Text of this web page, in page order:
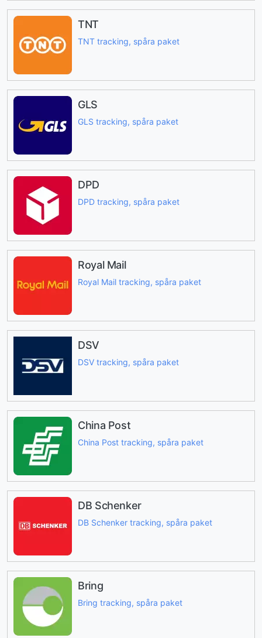
TNT
TNT tracking, spåra paket
GLS
GLS tracking, spåra paket
DPD
DPD tracking, spåra paket
Royal Mail
Royal Mail tracking, spåra paket
DSV
DSV tracking, spåra paket
China Post
China Post tracking, spåra paket
DB Schenker
DB Schenker tracking, spåra paket
Bring
Bring tracking, spåra paket